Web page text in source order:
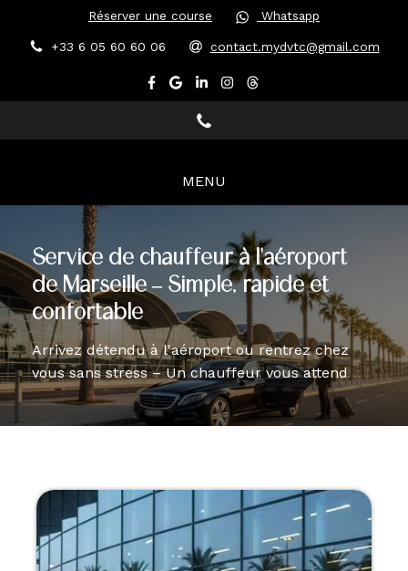
Réserver une course Whatsapp
+33 6 05 60 60 06 contact.mydvtc@gmail.com
MENU
Service de chauffeur à l'aéroport
de Marseille – Simple, rapide et
confortable
Arrivez détendu à l'aéroport ou rentrez chez
vous sans stress – Un chauffeur vous attend